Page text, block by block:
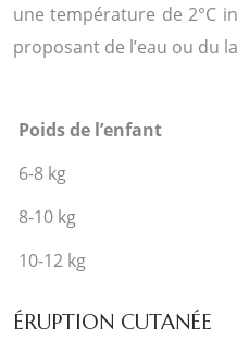
une température de 2°C
proposant de l’eau ou du
Poids de l’enfant
6-8 kg
8-10 kg
10-12 kg
ÉRUPTION CUTANÉE